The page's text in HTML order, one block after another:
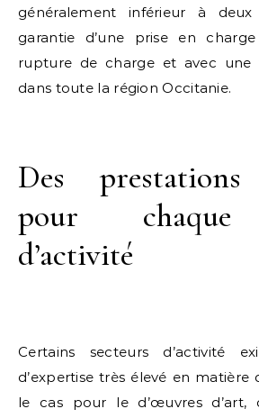
généralement inférieur à deux
garantie d’une prise en
rupture de charge et avec une
dans toute la région Occitanie.
Des prestations
pour chaque
d’activité
Certains secteurs d’activité
d’expertise très élevé en matière
le cas pour le d’œuvres d’art,